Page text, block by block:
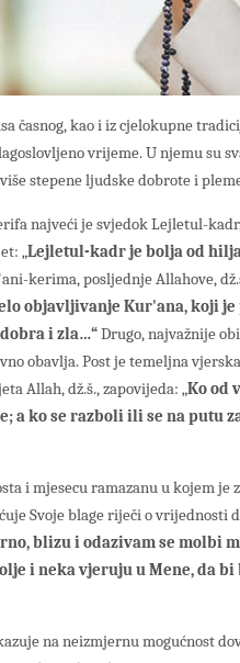
časnog, kao i iz cjelokupne
vrijeme. U njemu su
stepene ljudske dobrote i
najveći je svjedok Lejletul-
„Lejletul-kadr je bolja od
kerima, posljednje Allahove,
objavljivanje Kur'ana, koji
i zla…“Drugo, najvažnije
obavlja. Post je temeljna
Allah, dž.š., zapovijeda: „Ko od
a ko se razboli ili se na putu
i mjesecu ramazanu u kojem je
Svoje blage riječi o vrijednosti
blizu i odazivam se molbi
i neka vjeruju u Mene, da
na neizmjernu mogućnost